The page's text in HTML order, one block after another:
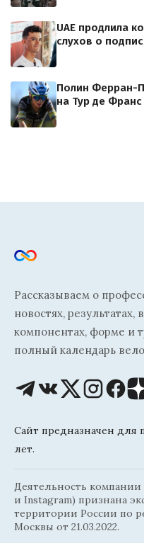
UAE продлила
слухов о
Полин Ферран-
на Тур де
Рассказываем о
новостях,
компонентах, форме и
полный календарь
Сайт предназначен для
лет.
Деятельность компании
и Instagram) признана
территории России по
Москвы от 21.03.2022.